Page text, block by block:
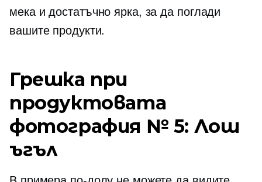
мека и достатъчно ярка, за да поглади
вашите продукти.
Грешка при
продуктовата
фотография № 5: Лош
ъгъл